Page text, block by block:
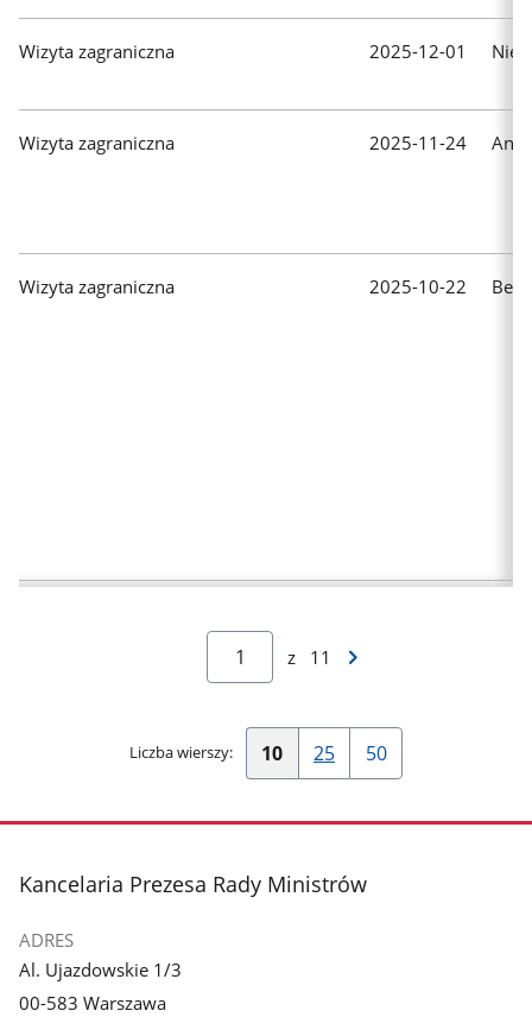
Wizyta zagraniczna 2025-12-01
Wizyta zagraniczna 2025-11-24
Wizyta zagraniczna 2025-10-22
z 11
Następna
Liczba wierszy:
10
Pokaż
stronę
25
Pokaż
stronę
50
Pokaż
stronę
stopka
Kancelaria Prezesa Rady Ministrów
ADRES
Al. Ujazdowskie 1/3
00-583 Warszawa